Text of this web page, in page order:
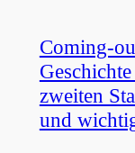
Coming-
zweiten
und